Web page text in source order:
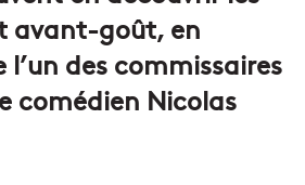
avant-goût, en
des commissaires
comédien Nicolas